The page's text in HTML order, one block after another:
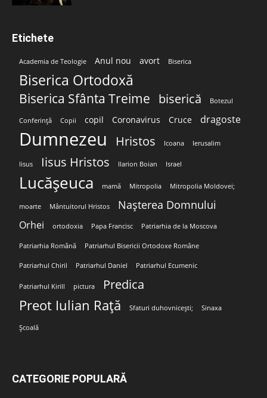
Etichete
Academia de Teologie Anul nou avort Biserica
Biserica Ortodoxă
Biserica Sfânta Treime biserică Botezul
Conferință Copii copil Coronavirus Cruce dragoste
Dumnezeu Hristos Icoana Ierusalim
Iisus Iisus Hristos Ilarion Boian Israel
Lucășeuca mamă Mitropolia Mitropolia Moldovei;
moarte Mântuitorul Hristos Nașterea Domnului
Orhei ortodoxia Papa Francisc Patriarhia de la Moscova
Patriarhia Română Patriarhul Bisericii Ortodoxe Române
Patriarhul Chiril Patriarhul Daniel Patriarhul Ecumenic
Patriarhul Kirill pictura Predica
Preot Iulian Rață Sfaturi duhovnicești; Sinaxa
Școală
CATEGORIE POPULARĂ